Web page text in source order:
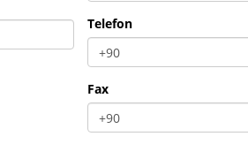
Telefon
Fax